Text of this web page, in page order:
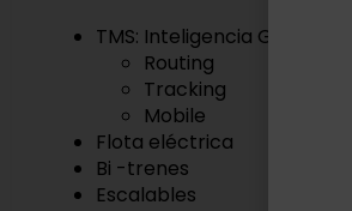
TMS: Inteligencia Geográfica
Routing
Tracking
Mobile
Flota eléctrica
Bi -trenes
Escalables